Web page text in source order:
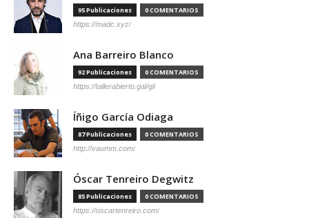
95 Publicaciones 0 COMENTARIOS
https://madc.xyz/
Ana Barreiro Blanco
92 Publicaciones 0 COMENTARIOS
https://tallerabierto.gal/gl/
Íñigo García Odiaga
87 Publicaciones 0 COMENTARIOS
http://vaumm.com/
Óscar Tenreiro Degwitz
85 Publicaciones 0 COMENTARIOS
https://oscartenreiro.com/